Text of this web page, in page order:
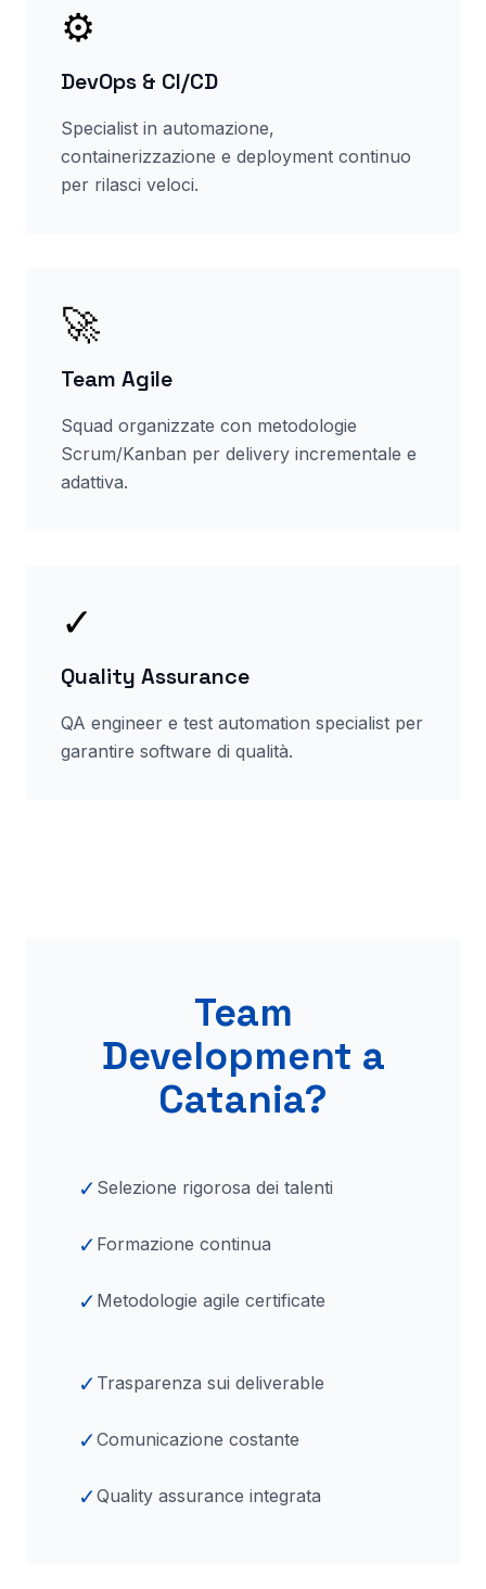
⚙️
DevOps & CI/CD
Specialist in automazione,
containerizzazione e deployment continuo
per rilasci veloci.
🚀
Team Agile
Squad organizzate con metodologie
Scrum/Kanban per delivery incrementale e
adattiva.
✓
Quality Assurance
QA engineer e test automation specialist per
garantire software di qualità.
Team
Development a
Catania?
✓ Selezione rigorosa dei talenti
✓ Formazione continua
✓ Metodologie agile certificate
✓ Trasparenza sui deliverable
✓Comunicazione costante
✓Quality assurance integrata